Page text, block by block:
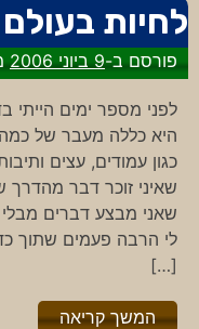
לחיות
פורסם ב-9 ביוני 2006
לפני מספר ימים הייתי
היא כללה מעבר של כמה
כגון עמודים, עצים
שאיני זוכר דבר
שאני מבצע דברים
לי הרבה פעמים שתוך
[…]
המשך קריאה"%s"